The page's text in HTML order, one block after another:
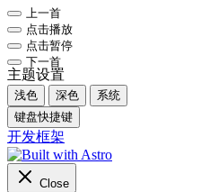
上一首
点击播放
点击暂停
下一首
主题设置
浅色 深色
系统
键盘快捷键
开发框架
Close